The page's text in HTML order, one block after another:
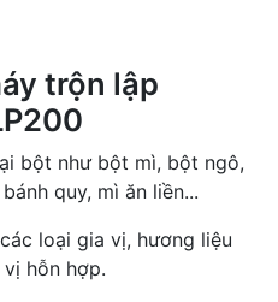
trộn lập
bột như bột mì, bột ngô,
quy, mì ăn liền...
loại gia vị, hương liệu
hỗn hợp.